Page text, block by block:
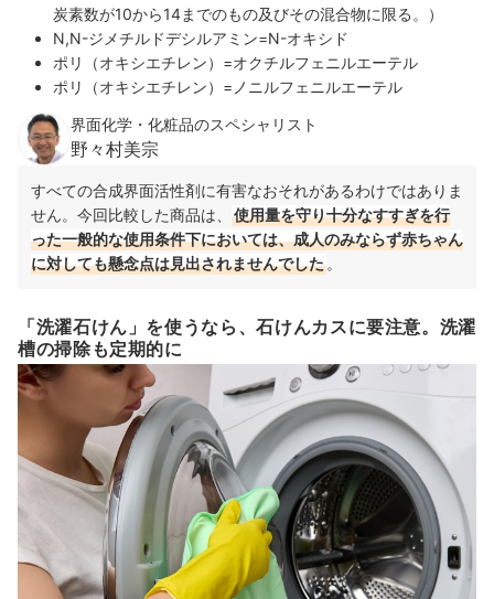
炭素数が10から14までのもの及びその混合物に限る。）
N,N-ジメチルドデシルアミン=N-オキシド
ポリ（オキシエチレン）=オクチルフェニルエーテル
ポリ（オキシエチレン）=ノニルフェニルエーテル
界面化学・化粧品のスペシャリスト
野々村美宗
すべての合成界面活性剤に有害なおそれがあるわけではありま
せん。今回比較した商品は、
使用量を守り十分なすすぎを行
った一般的な使用条件下においては、成人のみならず赤ちゃん
に対しても懸念点は見出されませんでした 。
「洗濯石けん」を使うなら、石けんカスに要注意。洗濯
槽の掃除も定期的に